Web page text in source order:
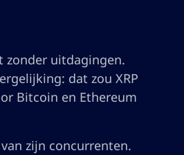
zonder uitdagingen.
dat zou XRP
Bitcoin en Ethereum
zijn concurrenten.